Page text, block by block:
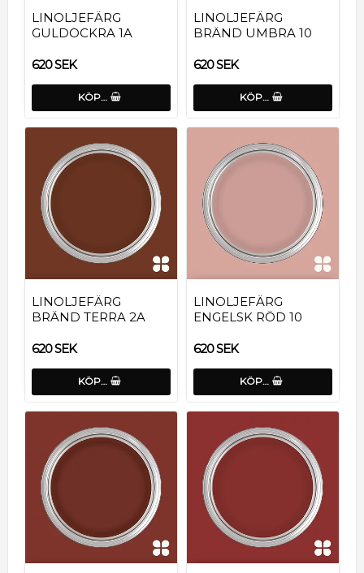
LINOLJEFÄRG
GULDOCKRA 1A
620 SEK
KÖP…
LINOLJEFÄRG
BRÄND UMBRA 10
620 SEK
KÖP…
LINOLJEFÄRG
BRÄND TERRA 2A
620 SEK
KÖP…
LINOLJEFÄRG
ENGELSK RÖD 10
620 SEK
KÖP…